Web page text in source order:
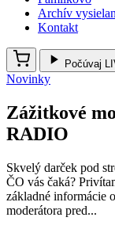
Archív
Kontakt
Počúvaj
Novinky
Zážitkové
RADIO
Skvelý darček pod
ČO vás čaká?
základné
moderátora pred...